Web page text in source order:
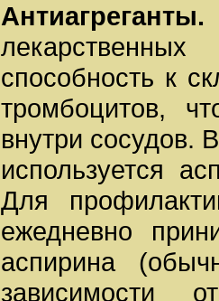
Антиагреганты.
способность к
тромбоцитов,
внутри сосудов.
используется
Для
ежедневно
аспирина
зависимости